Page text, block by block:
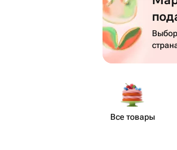
Все товары